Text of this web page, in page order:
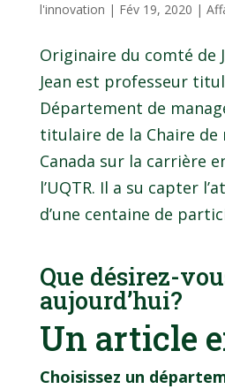
l'innovation | Fév 19, 2020 |
Originaire du comté de
Jean est professeur
Département de
titulaire de la Chaire de
Canada sur la carrière
l’UQTR. Il a su capter
d’une centaine de
Que désirez-
aujourd’hui?
Un article
Choisissez un